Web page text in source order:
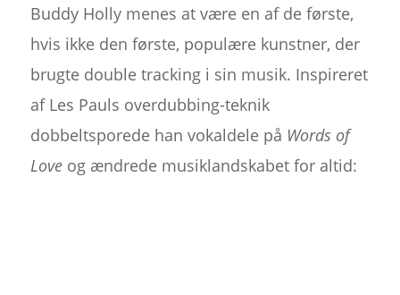
Buddy Holly menes at være en af de første,
hvis ikke den første, populære kunstner, der
brugte double tracking i sin musik. Inspireret
af Les Pauls overdubbing-teknik
dobbeltsporede han vokaldele på Words of
Loveog ændrede musiklandskabet for altid: